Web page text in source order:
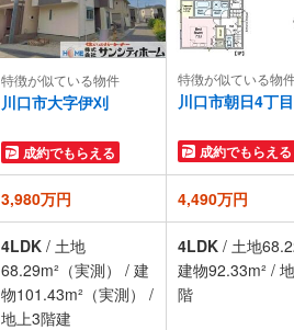
特徴が似ている物件
川口市大字伊刈
成約でもらえる
特徴が似ている物
川口市朝日4丁目
成約でもらえる
3,980万円 4,490万円
4LDK / 土地
68.29m²（実測）
/ 建
物101.43m²（実測）
/
地上3階建
4LDK / 土地
建物92.33m² /
階